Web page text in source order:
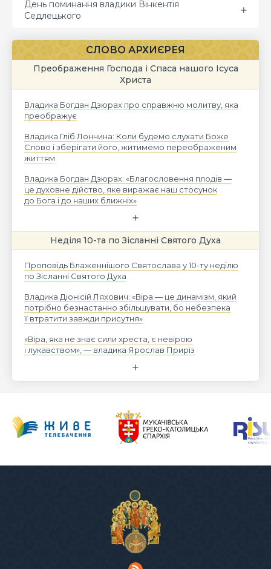
День поминання владики Вінкентія
Седлецького
СЛОВО АРХИЄРЕЯ
Преображення Господа і Спаса нашого Ісуса
Христа
Владика Богдан Дзюрах про справжню молитву, яка
преображує
Владика Гліб Лончина: Коли будемо слухати Боже
Слово і зберігати його, житимемо переображеним
життям
Владика Богдан Дзюрах: «Благословення плодів —
це духовне дійство, яке виражає наш стосунок
до Бога і до наших ближніх»
Неділя 10-та по Зісланні Святого Духа
Проповідь Блаженнішого Святослава у 10-ту неділю
по Зісланні Святого Духа
Владика Діонісій Ляхович: «Віра — це динамізм, який
потрібно безнастанно збільшувати, бо небезпека
її втратити завжди присутня»
«Віра, яка не знає сили хреста, є невірою
і лукавством», — владика Ярослав Приріз